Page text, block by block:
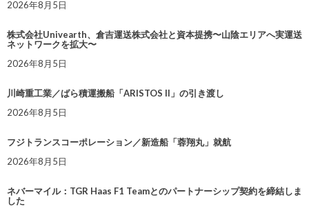
2026年8月5日
株式会社Univearth、倉吉運送株式会社と資本提携〜山陰エリアへ実運送
ネットワークを拡大〜
2026年8月5日
川崎重工業／ばら積運搬船「ARISTOS II」の引き渡し
2026年8月5日
フジトランスコーポレーション／新造船「蓉翔丸」就航
2026年8月5日
ネバーマイル：TGR Haas F1 Teamとのパートナーシップ契約を締結しま
した